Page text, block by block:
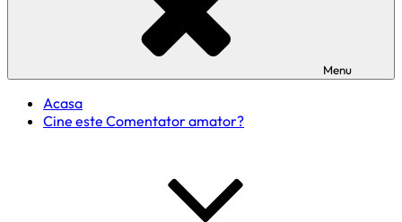
Menu
Acasa
Cine este Comentator amator?